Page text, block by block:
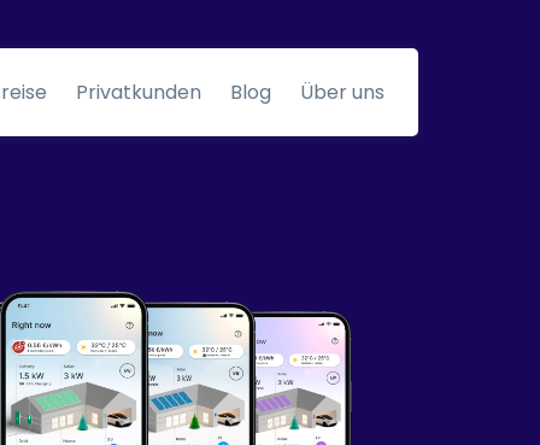
Privatkunden Blog Über uns